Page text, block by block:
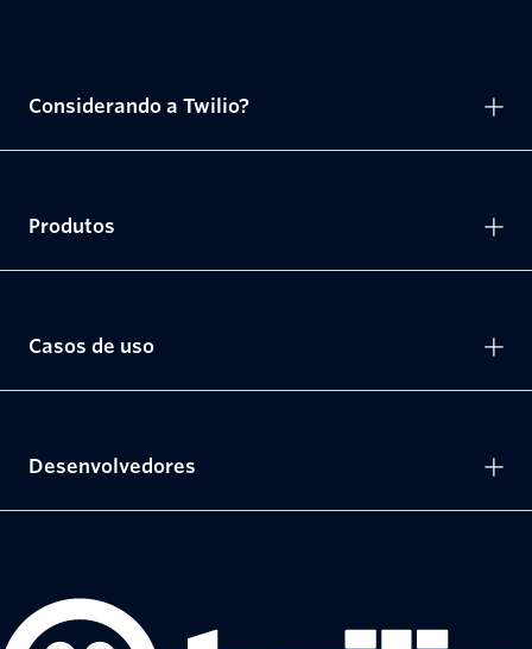
Considerando a Twilio?
Produtos
Casos de uso
Desenvolvedores